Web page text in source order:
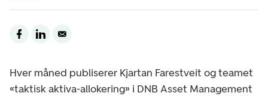
Hver måned publiserer Kjartan Farestveit og teamet
«taktisk aktiva-allokering» i DNB Asset Management